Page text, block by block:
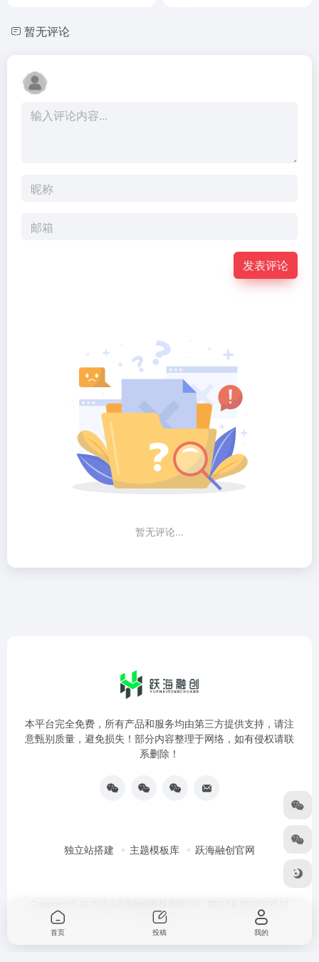
暂无评论
发表评论
暂无评论...
本平台完全免费，所有产品和服务均由第三方提供支持，请注
意甄别质量，避免损失！部分内容整理于网络，如有侵权请联
系删除！
独立站搭建 主题模板库 跃海融创官网
号-3
首页 投稿 我的